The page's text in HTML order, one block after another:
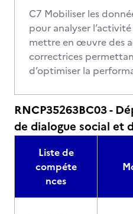
C7 Mobiliser les
pour analyser
mettre en œuvre des
correctrices
d’optimiser la
RNCP35263BC03 -
de dialogue social et
Liste de
compéte
nces